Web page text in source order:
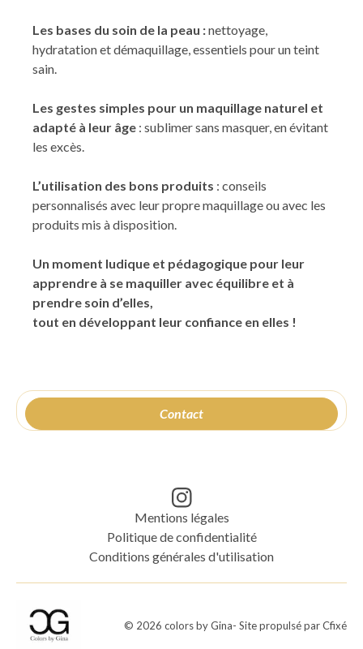
Contact
Les bases du soin de la peau :nettoyage,
hydratation et démaquillage, essentiels pour un teint
sain.
Les gestes simples pour un maquillage naturel et
adapté à leur âge : sublimer sans masquer, en évitant
les excès.
L’utilisation des bons produits : conseils
personnalisés avec leur propre maquillage ou avec les
produits mis à disposition.
Un moment ludique et pédagogique pour leur
apprendre à se maquiller avec équilibre et à
prendre soin d’elles,
tout en développant leur confiance en elles !
Mentions légales
Politique de confidentialité
Conditions générales d'utilisation
© 2026 colors by Gina- Site propulsé parCfixé